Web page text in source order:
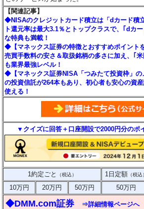
【関連記事】
◆NISAのクレジットカード積立は「dカード積
ト還元率は最大3.1％とトップクラスで、｢dカ
な特典も満載！
◆【マネックス証券の特徴とおすすめポイント
売買手数料の安さ＆取扱銘柄の多さに加え、｢
も業界最強レベル！
◆【マネックス証券NISA「つみたて投資枠」の
の投資信託が264本もあり、初心者も安心の資
使える！
▼クイズに回答＋口座開設で2000円分のポ
1約定ごと （税込） 1日定額 （税込
10万円
20万円 50万円 50万円
◆DMM.com証券 ⇒詳細情報ページへ